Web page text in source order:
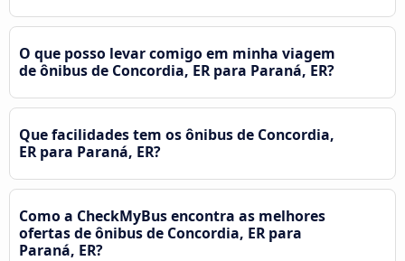
O que posso levar comigo em minha viagem
de ônibus de Concordia, ER para Paraná, ER?
Que facilidades tem os ônibus de Concordia,
ER para Paraná, ER?
Como a CheckMyBus encontra as melhores
ofertas de ônibus de Concordia, ER para
Paraná, ER?